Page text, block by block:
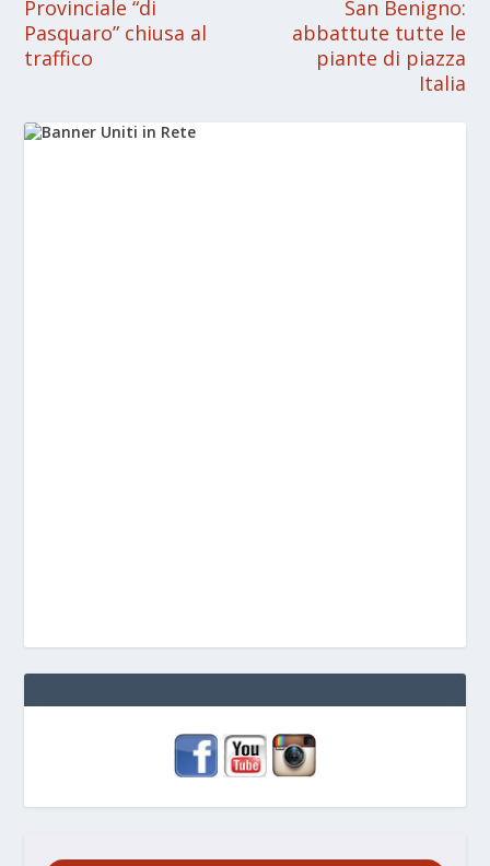
Provinciale “di
Pasquaro” chiusa al
traffico
San Benigno:
abbattute tutte le
piante di piazza
Italia